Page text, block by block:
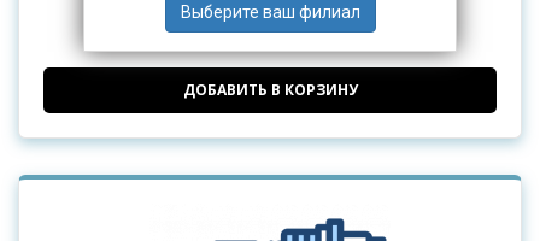
от9 435 ₽
ДОБАВИТЬ В КОРЗИНУ